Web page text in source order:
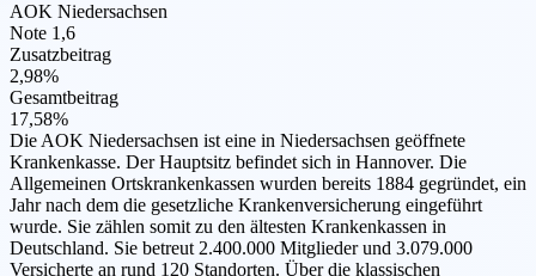
AOK Niedersachsen
Note 1,6
Zusatzbeitrag
2,98%
Gesamtbeitrag
17,58%
Die AOK Niedersachsen ist eine in Niedersachsen geöffnete
Krankenkasse. Der Hauptsitz befindet sich in Hannover. Die
Allgemeinen Ortskrankenkassen wurden bereits 1884 gegründet, ein
Jahr nach dem die gesetzliche Krankenversicherung eingeführt
wurde. Sie zählen somit zu den ältesten Krankenkassen in
Deutschland. Sie betreut 2.400.000 Mitglieder und 3.079.000
Versicherte an rund 120 Standorten. Über die klassischen